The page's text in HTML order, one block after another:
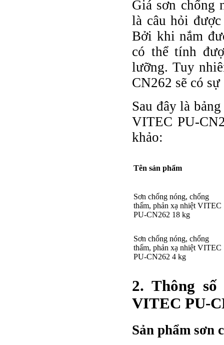
Giá sơn chống
là câu hỏi được
Bởi khi nắm
có thể tính
lưỡng. Tuy
CN262 sẽ có
Sau đây là
VITEC PU-
khảo:
Tên sản phẩm
Sơn chống nóng, chống
thấm, phản xạ nhiệt VITEC
PU-CN262 18 kg
Sơn chống nóng, chống
thấm, phản xạ nhiệt VITEC
PU-CN262 4 kg
2. Thông
VITEC PU-
Sản phẩm sơn